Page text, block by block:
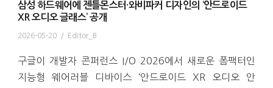
삼성 하드웨어에 젠틀몬스터·와비파커 디자인의 ‘안드로이드
XR 오디오 글래스’ 공개
2026-05-20 / Editor_B
구글이 개발자 콘퍼런스 I/O 2026에서 새로운 폼팩터인
지능형 웨어러블 디바이스 ‘안드로이드 XR 오디오 안